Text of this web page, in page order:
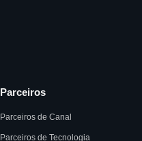
Parceiros
Parceiros de Canal
Parceiros de Tecnologia